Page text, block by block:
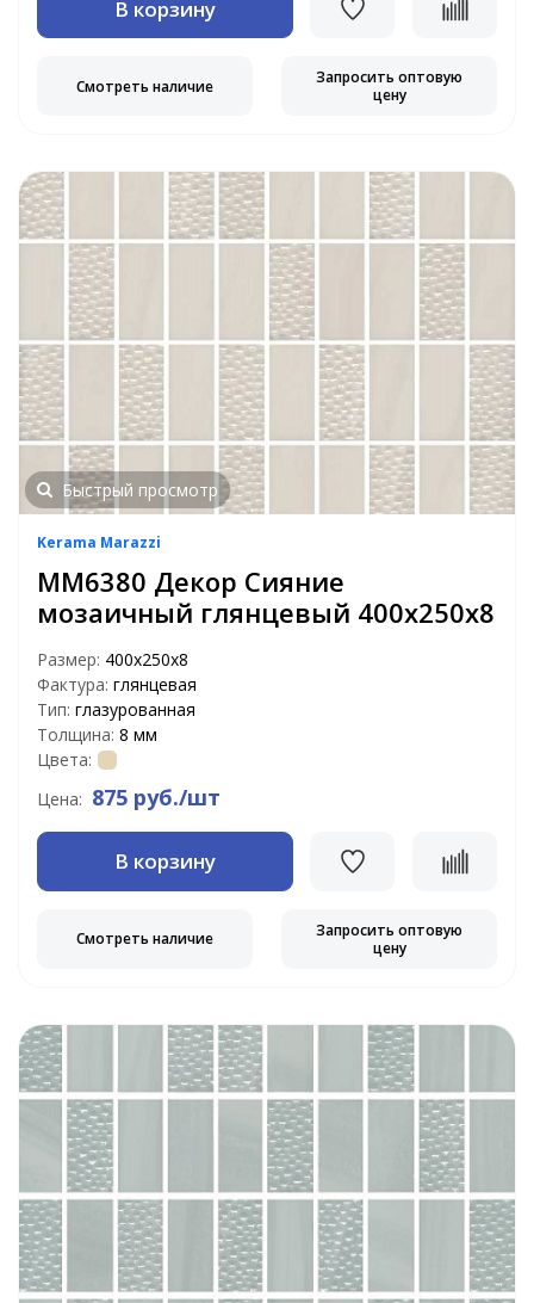
В корзину
Смотреть наличие
Запросить оптовую
цену
Быстрый просмотр
Kerama Marazzi
MM6380 Декор Сияние
мозаичный глянцевый 400х250х8
Размер: 400х250х8
Фактура: глянцевая
Тип: глазурованная
Толщина: 8 мм
Цвета:
Цена: 875 руб./шт
В корзину
Смотреть наличие
Запросить оптовую
цену